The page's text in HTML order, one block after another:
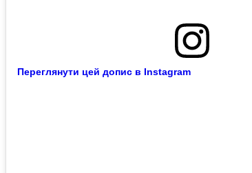
Переглянути цей допис в Instagram